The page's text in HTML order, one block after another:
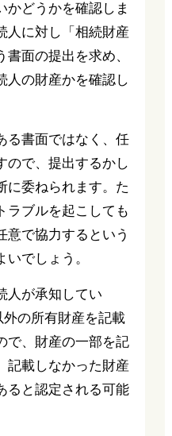
かどうかを確認しま
人に対し「相続財産
面の提出を求め、
人の財産かを確認し
る書面ではなく、任
ので、提出するかし
に委ねられます。た
ラブルを起こしても
意で協力するという
でしょう。
人が承知してい
外の所有財産を記載
で、財産の一部を記
記載しなかった財産
ると認定される可能